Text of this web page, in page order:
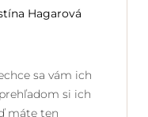
Hagarová
sa vám ich
si ich
máte ten